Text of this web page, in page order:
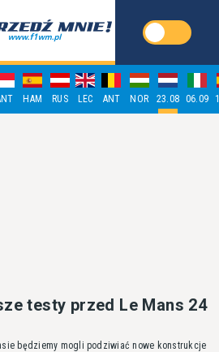
HAM RUS LEC ANT NOR 23.08 06.09
testy przed Le Mans 24
będziemy mogli podziwiać nowe konstrukcje